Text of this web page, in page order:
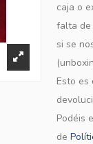
caja o
falta de
si se
Esto es
Podéis
de